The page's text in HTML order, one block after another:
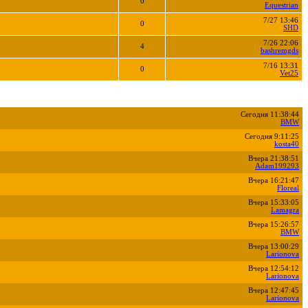
Equestrian
0
7/27 13:46
SHD
4
7/26 22:06
bashremgds
0
7/16 13:31
Vet25
Сегодня 11:38:44
BMW
Сегодня 9:11:25
kosta40
Вчера 21:38:51
Adam199293
Вчера 16:21:47
Floreal
Вчера 15:33:05
Lamagra
Вчера 15:26:57
BMW
Вчера 13:00:29
Larionova
Вчера 12:54:12
Larionova
Вчера 12:47:45
Larionova